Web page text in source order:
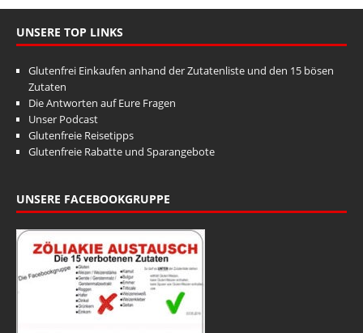
UNSERE TOP LINKS
Glutenfrei Einkaufen anhand der Zutatenliste und den 15 bösen
Zutaten
Die Antworten auf Eure Fragen
Unser Podcast
Glutenfreie Reisetipps
Glutenfreie Rabatte und Sparangebote
UNSERE FACEBOOKGRUPPE